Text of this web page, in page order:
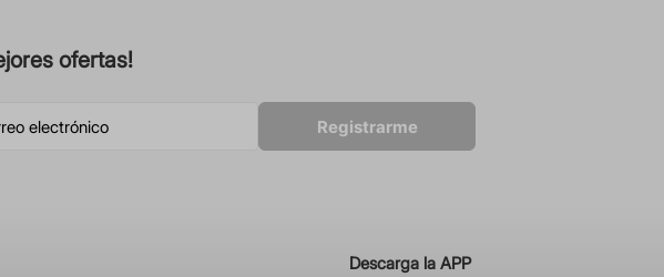
ofertas!
Registrarme
Descarga la APP